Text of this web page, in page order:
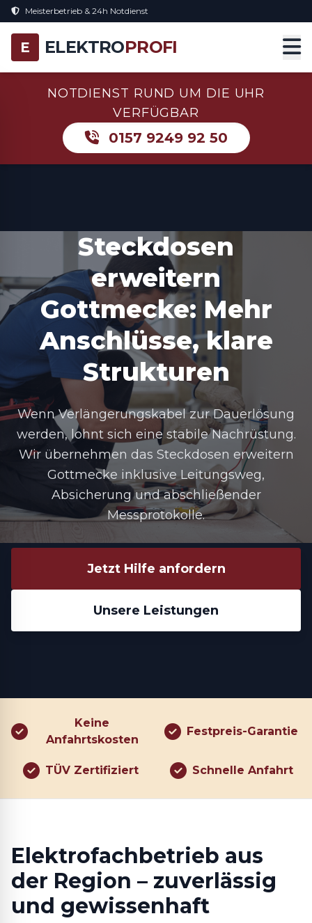
Meisterbetrieb & 24h Notdienst
E ELEKTROPROFI
NOTDIENST RUND UM DIE UHR
VERFÜGBAR
0157 9249 92 50
Steckdosen
erweitern
Gottmecke: Mehr
Anschlüsse, klare
Strukturen
Wenn Verlängerungskabel zur Dauerlösung
werden, lohnt sich eine stabile Nachrüstung.
Wir übernehmen das Steckdosen erweitern
Gottmecke inklusive Leitungsweg,
Absicherung und abschließender
Messprotokolle.
Jetzt Hilfe anfordern
Unsere Leistungen
Keine
Anfahrtskosten
Festpreis-Garantie
TÜV Zertifiziert Schnelle Anfahrt
Elektrofachbetrieb aus
der Region – zuverlässig
und gewissenhaft